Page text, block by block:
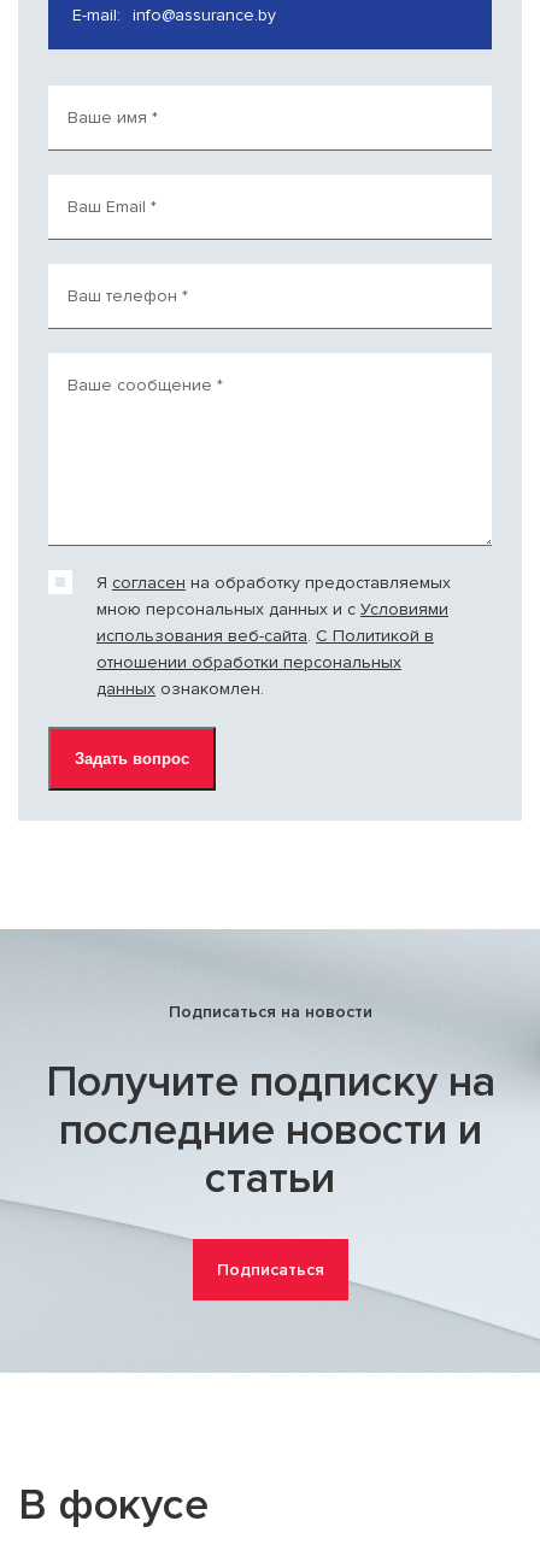
E-mail:
info@assurance.by
Ваше имя *
Ваш Email *
Ваш телефон *
Ваше сообщение *
Я согласен на обработку предоставляемых
мною персональных данных и c Условиями
использования веб-сайта. С Политикой в
отношении обработки персональных
данных ознакомлен.
Подписаться на новости
Получите подписку на
последние новости и
статьи
Подписаться
В фокусе